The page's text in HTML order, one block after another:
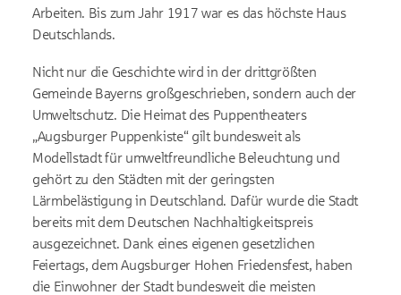
Arbeiten. Bis zum Jahr 1917 war es das höchste Haus
Deutschlands.
Nicht nur die Geschichte wird in der drittgrößten
Gemeinde Bayerns großgeschrieben, sondern auch der
Umweltschutz. Die Heimat des Puppentheaters
„Augsburger Puppenkiste“ gilt bundesweit als
Modellstadt für umweltfreundliche Beleuchtung und
gehört zu den Städten mit der geringsten
Lärmbelästigung in Deutschland. Dafür wurde die Stadt
bereits mit dem Deutschen Nachhaltigkeitspreis
ausgezeichnet. Dank eines eigenen gesetzlichen
Feiertags, dem Augsburger Hohen Friedensfest, haben
die Einwohner der Stadt bundesweit die meisten